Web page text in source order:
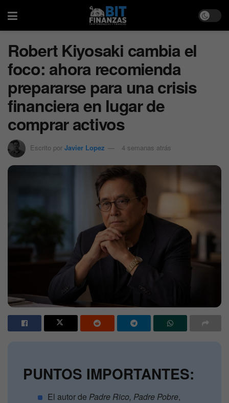
Robert Kiyosaki cambia el
foco: ahora recomienda
prepararse para una crisis
financiera en lugar de
comprar activos
Escrito por Javier Lopez 4 semanas atrás
PUNTOS IMPORTANTES:
El autor de Padre Rico, Padre Pobre,